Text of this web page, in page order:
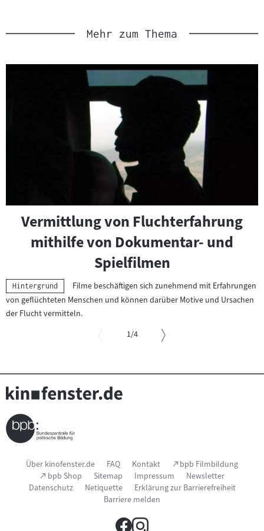
i
l
Mehr zum Thema
Vermittlung von Fluchterfahrung
mithilfe von Dokumentar- und
Spielfilmen
Kategorie:
Hintergrund
Filme beschäftigen sich zunehmend mit Erfahrungen
von geflüchteten Menschen und können darüber Motive und Ursachen
der Flucht vermitteln.
1von
/4
und
zur
vorgelagerten
springen
Seitenfußnavigation
Über kinofenster.de FAQ Kontakt (Link
öffnet
im
neuen
bpb Filmbildung
(Link
öffnet
im
bpb Shop Sitemap Impressum
Newsletter
Datenschutz
Netiquette
Erklärung zur Barrierefreiheit
Barriere melden